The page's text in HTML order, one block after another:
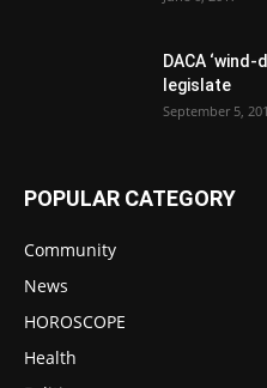
DACA
legislate
September 5,
POPULAR CATEGORY
Community
News
HOROSCOPE
Health